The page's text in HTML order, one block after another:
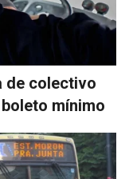
de colectivo
mínimo